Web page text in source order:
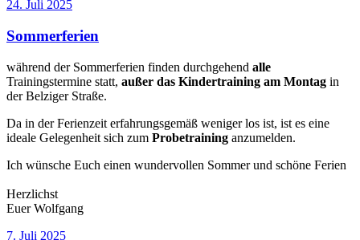
Veröffentlicht
24. Juli 2025
Sommerferien
während der Sommerferien finden durchgehend alle
Trainingstermine statt, außer das Kindertraining am Montag in
der Belziger Straße.
Da in der Ferienzeit erfahrungsgemäß weniger los ist, ist es eine
ideale Gelegenheit sich zum Probetraining anzumelden.
Ich wünsche Euch einen wundervollen Sommer und schöne Ferien
Herzlichst
Euer Wolfgang
Veröffentlicht
7. Juli 2025